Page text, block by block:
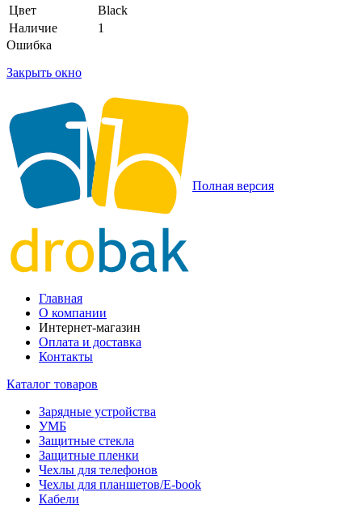
Цвет
Black
Наличие
1
Ошибка
Закрыть окно
Полная версия
Главная
О компании
Интернет-магазин
Оплата и доставка
Контакты
Каталог товаров
Зарядные устройства
УМБ
Защитные стекла
Защитные пленки
Чехлы для телефонов
Чехлы для планшетов/E-book
Кабели